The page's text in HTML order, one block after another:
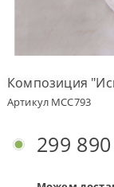
Условия
Бонусная
программа
Корпоративным
клиентам
Композиция
Артикул MCC793
299 890